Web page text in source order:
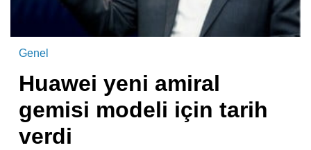
Genel
Huawei yeni amiral
gemisi modeli için tarih
verdi